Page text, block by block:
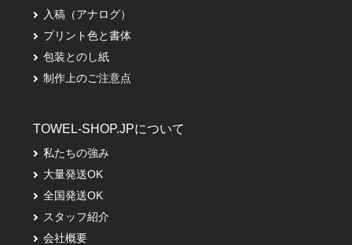
入稿（アナログ）
プリント色と書体
包装とのし紙
制作上のご注意点
TOWEL-SHOP.JPについて
私たちの強み
大量発送OK
全国発送OK
スタッフ紹介
会社概要